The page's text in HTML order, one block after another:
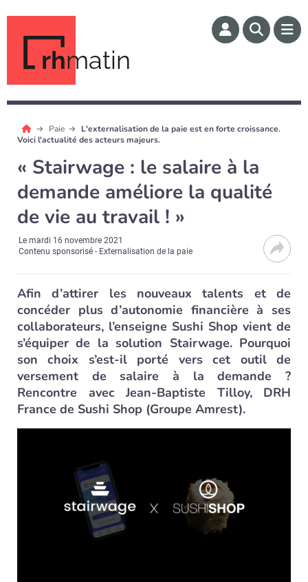
rhmatin
Paie
L'externalisation de la paie est en forte croissance.
Voici l'actualité des acteurs majeurs.
« Stairwage : le salaire à la
demande améliore la qualité
de vie au travail ! »
Lemardi 16 novembre 2021
Contenu sponsorisé - Externalisation de la paie
Afin d’attirer les nouveaux talents et de
concéder plus d’autonomie financière à ses
collaborateurs, l’enseigne Sushi Shop vient de
s’équiper de la solution Stairwage. Pourquoi
son choix s’est-il porté vers cet outil de
versement de salaire à la demande ?
Rencontre avec Jean-Baptiste Tilloy, DRH
France de Sushi Shop (Groupe Amrest).